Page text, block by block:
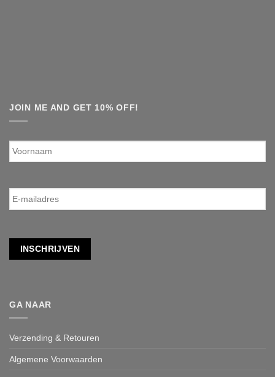
JOIN ME AND GET 10% OFF!
Voornaam
E-
mailadres *
INSCHRIJVEN
GA NAAR
Verzending & Retouren
Algemene Voorwaarden